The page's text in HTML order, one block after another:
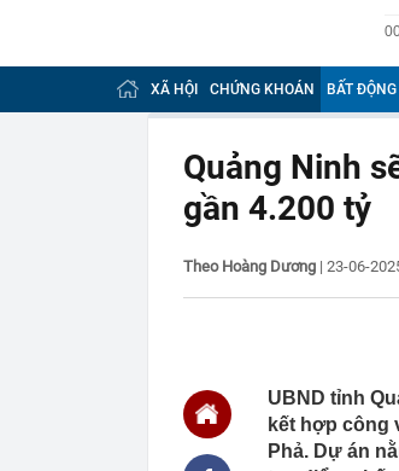
XÃ HỘI CHỨNG KHOÁN BẤT ĐỘNG
Quảng Ninh
gần 4.200 tỷ
Theo Hoàng Dương | 23-06-
UBND tỉnh
kết hợp công
Phả. Dự án